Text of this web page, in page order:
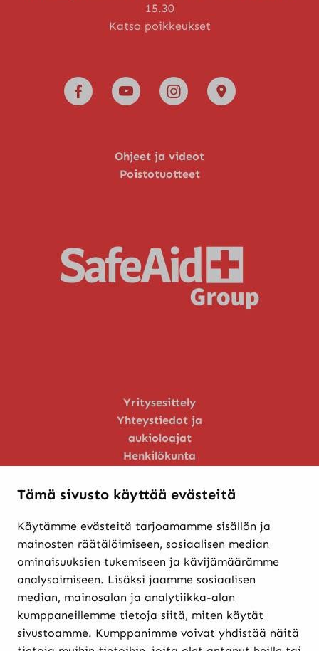
Tämä sivusto käyttää evästeitä
Käytämme evästeitä tarjoamamme sisällön ja
mainosten räätälöimiseen, sosiaalisen median
ominaisuuksien tukemiseen ja kävijämäärämme
analysoimiseen. Lisäksi jaamme sosiaalisen
median, mainosalan ja analytiikka-alan
kumppaneillemme tietoja siitä, miten käytät
sivustoamme. Kumppanimme voivat yhdistää näitä
15.30
Katso poikkeukset
Ohjeet ja videot
Poistotuotteet
Yritysesittely
Yhteystiedot ja
aukioloajat
Henkilökunta
Verkkokaupasta ostaminen
Maksutavat ja
toimitusehdot
Palautukset
Rekisteriseloste
Evästekäytännöt